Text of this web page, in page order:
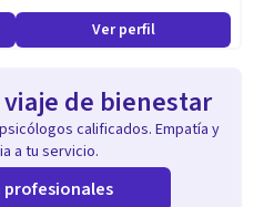
Ver perfil
de bienestar
calificados. Empatía y
a tu servicio.
profesionales